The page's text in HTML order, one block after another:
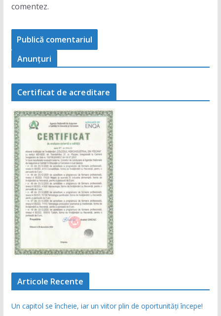
comentez.
Anunţuri
Certificat de acreditare
Articole Recente
Un capitol se încheie, iar un viitor plin de oportunități începe!